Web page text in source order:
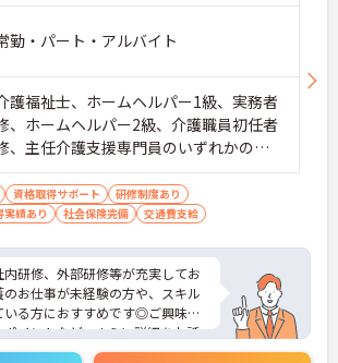
勤・パート・アルバイト
護福祉士、ホームヘルパー1級、実務者
、ホームヘルパー2級、介護職員初任者
、主任介護支援専門員のいずれかの資
お持ちの方
資格取得サポート
研修制度あり
績あり
社会保険完備 交通費支給
研修、外部研修等が充実してお
のお仕事が未経験の方や、スキル
いる方におすすめです◎ご興味あ
イントなど、さらに詳細をお話
にご相談ください。